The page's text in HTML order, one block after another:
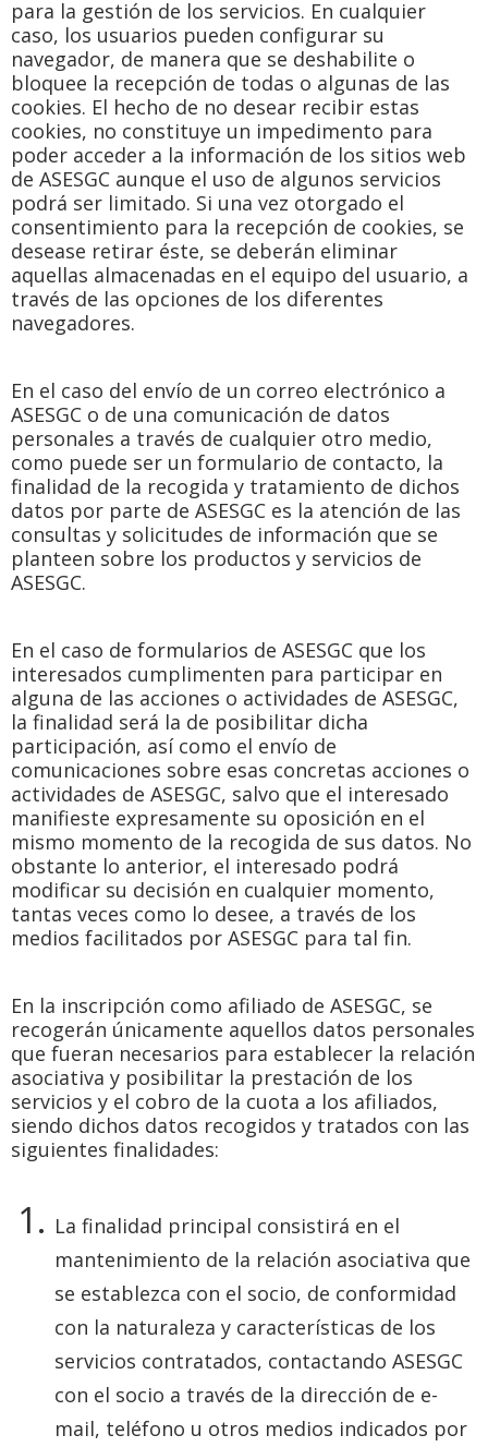
para la gestión de los servicios. En cualquier
caso, los usuarios pueden configurar su
navegador, de manera que se deshabilite o
bloquee la recepción de todas o algunas de las
cookies. El hecho de no desear recibir estas
cookies, no constituye un impedimento para
poder acceder a la información de los sitios web
de ASESGC aunque el uso de algunos servicios
podrá ser limitado. Si una vez otorgado el
consentimiento para la recepción de cookies, se
desease retirar éste, se deberán eliminar
aquellas almacenadas en el equipo del usuario, a
través de las opciones de los diferentes
navegadores.
En el caso del envío de un correo electrónico a
ASESGC o de una comunicación de datos
personales a través de cualquier otro medio,
como puede ser un formulario de contacto, la
finalidad de la recogida y tratamiento de dichos
datos por parte de ASESGC es la atención de las
consultas y solicitudes de información que se
planteen sobre los productos y servicios de
ASESGC.
En el caso de formularios de ASESGC que los
interesados cumplimenten para participar en
alguna de las acciones o actividades de ASESGC,
la finalidad será la de posibilitar dicha
participación, así como el envío de
comunicaciones sobre esas concretas acciones o
actividades de ASESGC, salvo que el interesado
manifieste expresamente su oposición en el
mismo momento de la recogida de sus datos. No
obstante lo anterior, el interesado podrá
modificar su decisión en cualquier momento,
tantas veces como lo desee, a través de los
medios facilitados por ASESGC para tal fin.
En la inscripción como afiliado de ASESGC, se
recogerán únicamente aquellos datos personales
que fueran necesarios para establecer la relación
asociativa y posibilitar la prestación de los
servicios y el cobro de la cuota a los afiliados,
siendo dichos datos recogidos y tratados con las
siguientes finalidades:
La finalidad principal consistirá en el
mantenimiento de la relación asociativa que
se establezca con el socio, de conformidad
con la naturaleza y características de los
servicios contratados, contactando ASESGC
con el socio a través de la dirección de e-
mail, teléfono u otros medios indicados por